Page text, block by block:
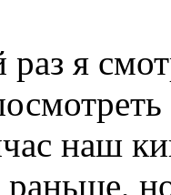
я
наш